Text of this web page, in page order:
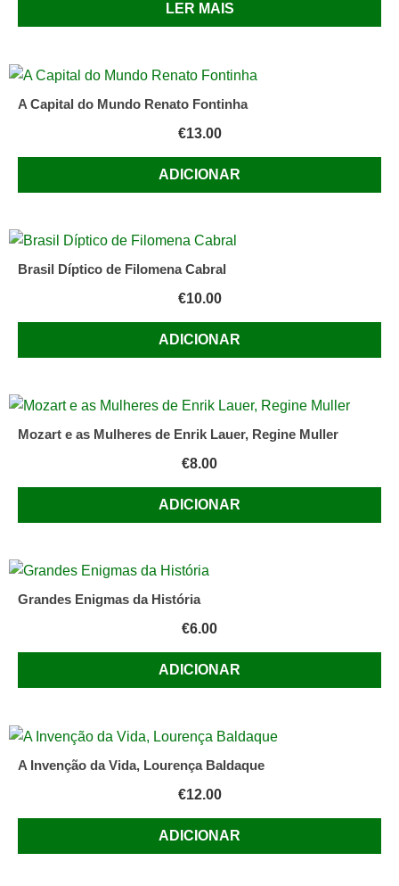
LER MAIS
A Capital do Mundo Renato Fontinha
€13.00
ADICIONAR
Brasil Díptico de Filomena Cabral
€10.00
ADICIONAR
Mozart e as Mulheres de Enrik Lauer, Regine Muller
€8.00
ADICIONAR
Grandes Enigmas da História
€6.00
ADICIONAR
A Invenção da Vida, Lourença Baldaque
€12.00
ADICIONAR